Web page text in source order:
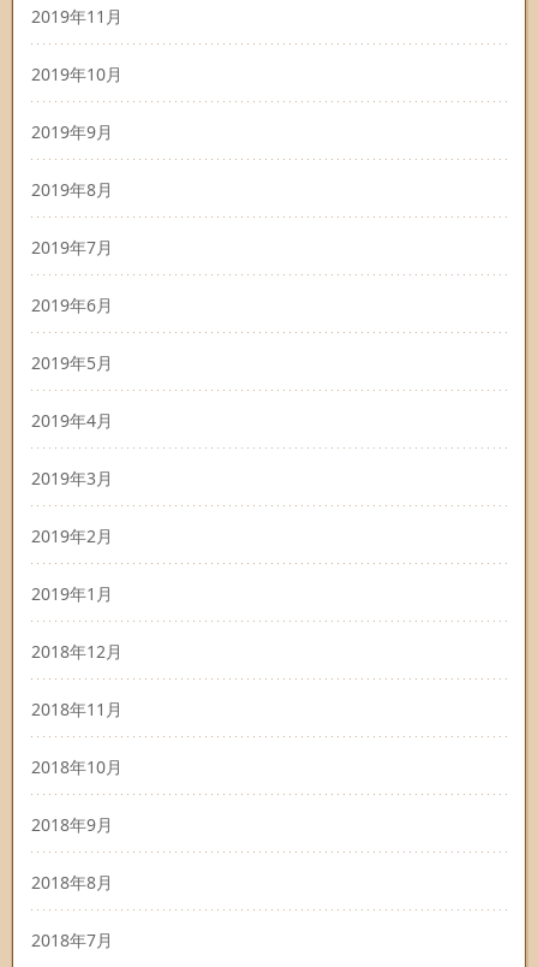
2019年11月
2019年10月
2019年9月
2019年8月
2019年7月
2019年6月
2019年5月
2019年4月
2019年3月
2019年2月
2019年1月
2018年12月
2018年11月
2018年10月
2018年9月
2018年8月
2018年7月